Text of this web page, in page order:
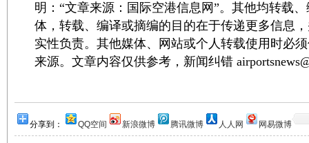
明：“文章来源：国际空港信息网”。其他均转载
体，转载、编译或摘编的目的在于传递更多信息
实性负责。其他媒体、网站或个人转载使用时必
来源。文章内容仅供参考，新闻纠错
分享到： QQ空间 新浪微博 腾讯微博 人人网 网易微博